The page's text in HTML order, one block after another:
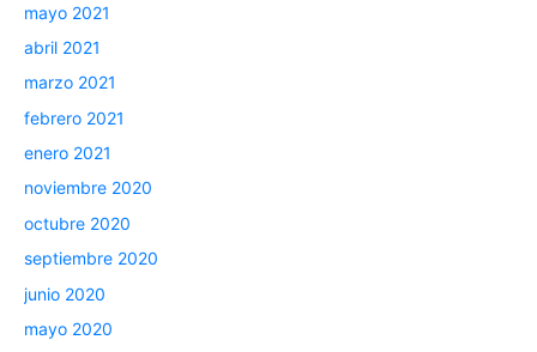
mayo 2021
abril 2021
marzo 2021
febrero 2021
enero 2021
noviembre 2020
octubre 2020
septiembre 2020
junio 2020
mayo 2020